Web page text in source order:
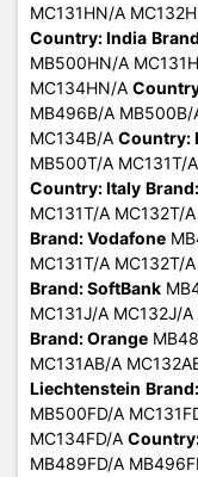
MC131HN/A
Country: India
MB500HN/A
MC134HN/A
MB496B/A MB500B/
MC134B/A Country:
MB500T/A MC131T/
Country: Italy
MC131T/A MC132T/
Brand: Vodafone
MC131T/A MC132T/
Brand: SoftBank
MC131J/A MC132J/
Brand: Orange
MC131AB/A
Liechtenstein
MB500FD/A
MC134FD/A
MB489FD/A